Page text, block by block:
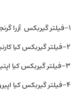
۱-فيلتر گیربکس آزرا گرنجور ۳۳۰۰ مدل ۲۰۰۶ – ۲۰۱۱
۲-فیلتر گیربکس کیا كارنيوال مدل ۲۰۰۶ – ۲۰۱۲
۳-فیلتر گیربکس کیا اپتیما ۲۷۰۰ مدل ۲۰۰۸ – ۲۰۱۰
۴-فیلتر گیربکس کیا اپیروس مدل ۲۰۰۷ – ۲۰۱۰